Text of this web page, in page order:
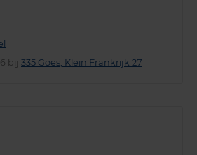
bij 335 Goes, Klein Frankrijk 27